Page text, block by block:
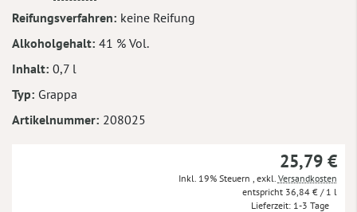
Informationen
Reifungsverfahren keine Reifung
Alkoholgehalt 41 % Vol.
Inhalt 0,7 l
Typ Grappa
Artikelnummer 208025
25,79 €
Inkl. 19% Steuern exkl. Versandkosten
36,84 € / 1 l
Lieferzeit 1-3 Tage